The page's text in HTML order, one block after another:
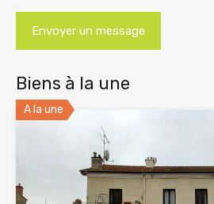
Biens à la une
A la une